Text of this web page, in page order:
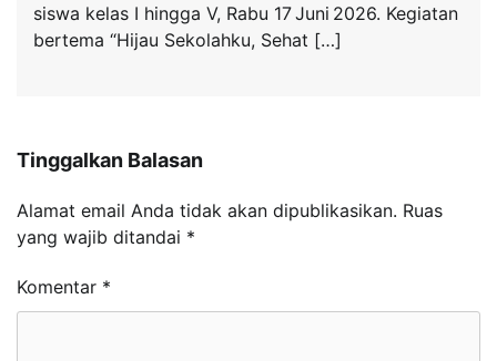
siswa kelas I hingga V, Rabu 17 Juni 2026. Kegiatan
bertema “Hijau Sekolahku, Sehat […]
Tinggalkan Balasan
Alamat email Anda tidak akan dipublikasikan. Ruas
yang wajib ditandai *
Komentar *